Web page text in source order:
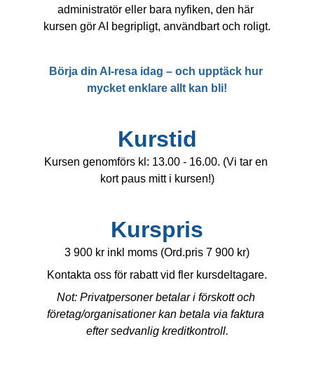
administratör eller bara nyfiken, den här
kursen gör AI begripligt, användbart och roligt.
Börja din AI-resa idag – och upptäck hur
mycket enklare allt kan bli!
Kurstid
Kursen genomförs kl: 13.00 - 16.00. (Vi tar en
kort paus mitt i kursen!)
Kurspris
3 900 kr inkl moms (Ord.pris 7 900 kr)
Kontakta oss för rabatt vid fler kursdeltagare.
Not: Privatpersoner betalar i förskott och
företag/organisationer kan betala via faktura
efter sedvanlig kreditkontroll.